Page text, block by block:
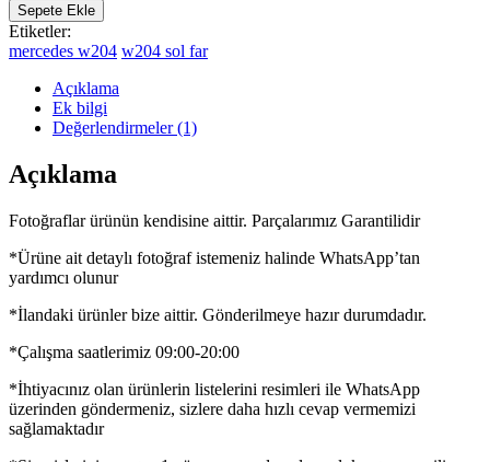
Sepete Ekle
Etiketler:
mercedes w204 w204 sol far
Açıklama
Ek bilgi
Değerlendirmeler (1)
Açıklama
Fotoğraflar ürünün kendisine aittir. Parçalarımız Garantilidir
*Ürüne ait detaylı fotoğraf istemeniz halinde WhatsApp’tan
yardımcı olunur
*İlandaki ürünler bize aittir. Gönderilmeye hazır durumdadır.
*Çalışma saatlerimiz 09:00-20:00
*İhtiyacınız olan ürünlerin listelerini resimleri ile WhatsApp
üzerinden göndermeniz, sizlere daha hızlı cevap vermemizi
sağlamaktadır